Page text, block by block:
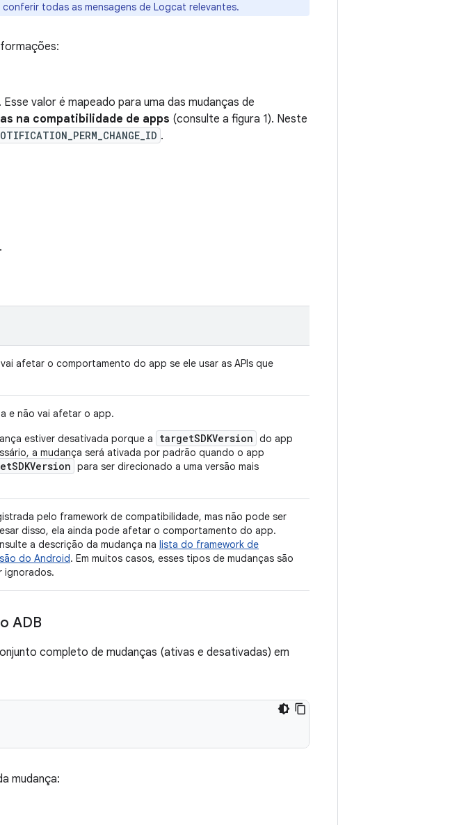
todas as mensagens de Logcat relevantes.
valor é mapeado para uma das mudanças de
na compatibilidade de apps (consulte a figura 1). Neste
.
afetar o comportamento do app se ele usar as APIs que
e não vai afetar o app.
estiver desativada porque a targetSDKVersion do app
a mudança será ativada por padrão quando o app
para ser direcionado a uma versão mais
pelo framework de compatibilidade, mas não pode ser
disso, ela ainda pode afetar o comportamento do app.
a descrição da mudança na lista do framework de
do Android. Em muitos casos, esses tipos de mudanças são
ignorados.
ADB
completo de mudanças (ativas e desativadas) em
mudança: